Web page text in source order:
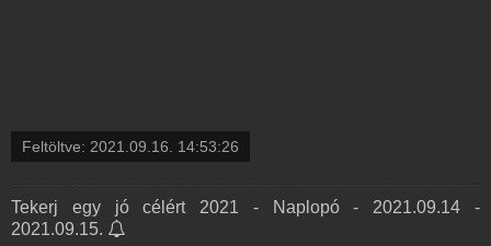
Feltöltve: 2021.09.16. 14:53:26
Tekerj egy jó célért 2021 - Naplopó - 2021.09.14 -
2021.09.15.